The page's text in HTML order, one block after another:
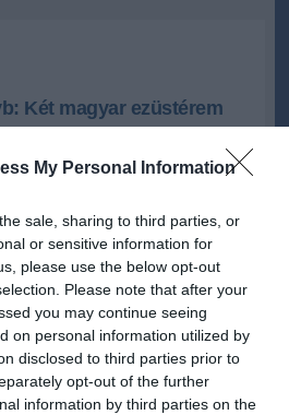
My Personal Information
sale, sharing to third parties, or
or sensitive information for
please use the below opt-out
Please note that after your
you may continue seeing
on personal information utilized by
disclosed to third parties prior to
opt-out of the further
information by third parties on the
Két magyar ezüstérem
vízilabda-világbajokságon.
+ -
alapján a női együttes - amely a
az elődöntőben pedig az
- a vasárnapi fináléban a görögökkel
volt esélye a győzelemre, 9-5-re